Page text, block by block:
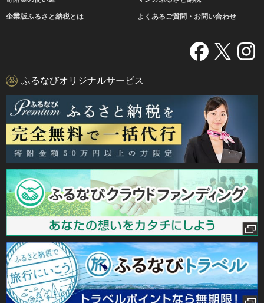
企業版ふるさと納税とは
よくあるご質問・お問い合わせ
ふるなびオリジナルサービス